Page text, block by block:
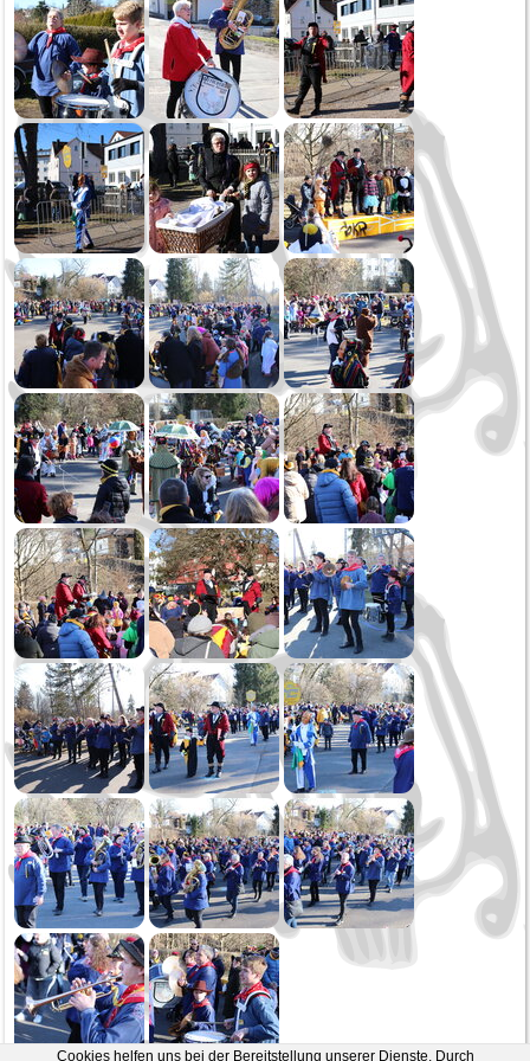
Oktoberfest
Sommerserenade
Jahreskonzert
Schmotziger Donnerstag
2022
Weihnachtsspielen
Kirbe MV Hausen
Oktoberfest Sonntag
Oktoberfest Samstag
Saukirbe Göllsdorf
Stadtfest Rottweil
Jahreskonzert
Generalversammlung
Fasnetssonntag
2021
Weihnachtsspielen
Oktoberfest
Generalversammlung
Öffentliche Musikprobe
Erste Probe
2020
Narrensprung
Kinderball
Schmotziger
Generalversammlung
2019
Weihnachtsspielen
Kirchenkonzert
Oktoberfest Sonntag
Oktoberfest Samstag
Öffentliche Musikprobe
Cookies helfen uns bei der Bereitstellung unserer Dienste. Durch